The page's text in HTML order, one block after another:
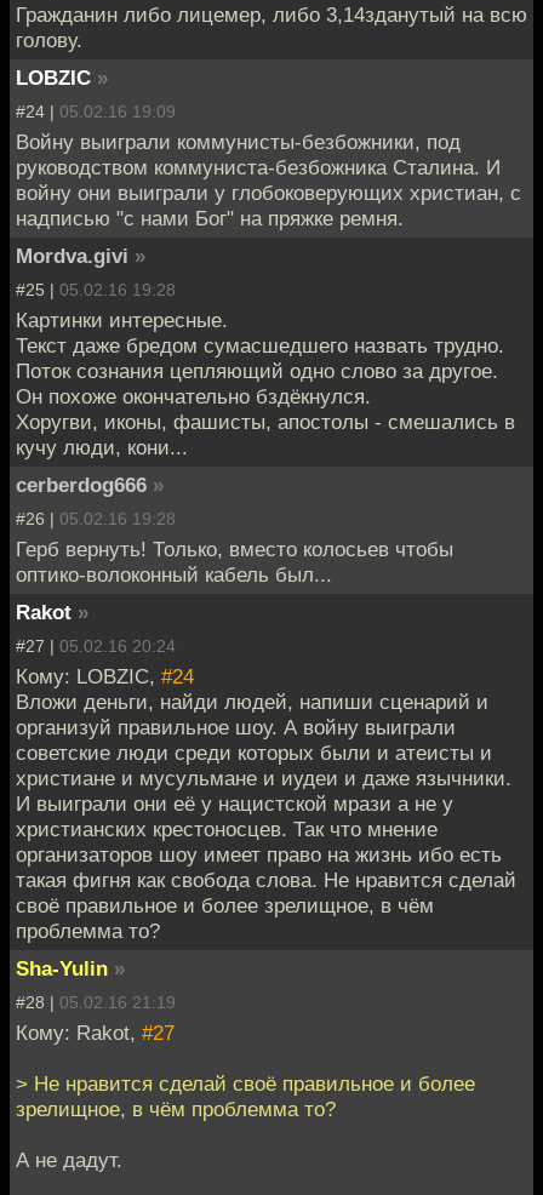
Гражданин либо лицемер, либо 3,14зданутый на всю
голову.
LOBZIC »
#24 | 05.02.16 19:09
Войну выиграли коммунисты-безбожники, под
руководством коммуниста-безбожника Сталина. И
войну они выиграли у глобоковерующих христиан, с
надписью "с нами Бог" на пряжке ремня.
Mordva.givi »
#25 | 05.02.16 19:28
Картинки интересные.
Текст даже бредом сумасшедшего назвать трудно.
Поток сознания цепляющий одно слово за другое.
Он похоже окончательно бздёкнулся.
Хоругви, иконы, фашисты, апостолы - смешались в
кучу люди, кони...
cerberdog666 »
#26 | 05.02.16 19:28
Герб вернуть! Только, вместо колосьев чтобы
оптико-волоконный кабель был...
Rakot »
#27 | 05.02.16 20:24
Кому: LOBZIC, #24
Вложи деньги, найди людей, напиши сценарий и
организуй правильное шоу. А войну выиграли
советские люди среди которых были и атеисты и
христиане и мусульмане и иудеи и даже язычники.
И выиграли они её у нацистской мрази а не у
христианских крестоносцев. Так что мнение
организаторов шоу имеет право на жизнь ибо есть
такая фигня как свобода слова. Не нравится сделай
своё правильное и более зрелищное, в чём
проблемма то?
Sha-Yulin »
#28 | 05.02.16 21:19
Кому: Rakot, #27
> Не нравится сделай своё правильное и более
зрелищное, в чём проблемма то?
А не дадут.